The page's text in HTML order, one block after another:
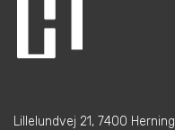
Lillelundvej 21, 7400 Herning